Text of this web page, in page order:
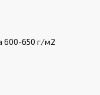
600-650 г/м2